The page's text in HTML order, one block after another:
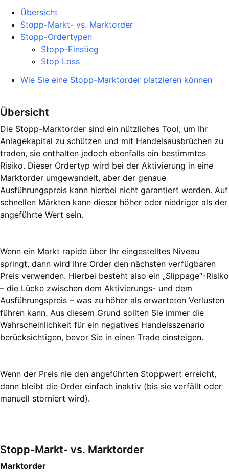
Übersicht
Stopp-Markt- vs. Marktorder
Stopp-Ordertypen
Stopp-Einstieg
Stop Loss
Wie Sie eine Stopp-Marktorder platzieren können
Übersicht
Die Stopp-Marktorder sind ein nützliches Tool, um Ihr
Anlagekapital zu schützen und mit Handelsausbrüchen zu
traden, sie enthalten jedoch ebenfalls ein bestimmtes
Risiko. Dieser Ordertyp wird bei der Aktivierung in eine
Marktorder umgewandelt, aber der genaue
Ausführungspreis kann hierbei nicht garantiert werden. Auf
schnellen Märkten kann dieser höher oder niedriger als der
angeführte Wert sein.
Wenn ein Markt rapide über Ihr eingestelltes Niveau
springt, dann wird Ihre Order den nächsten verfügbaren
Preis verwenden. Hierbei besteht also ein „Slippage“-Risiko
– die Lücke zwischen dem Aktivierungs- und dem
Ausführungspreis – was zu höher als erwarteten Verlusten
führen kann. Aus diesem Grund sollten Sie immer die
Wahrscheinlichkeit für ein negatives Handelsszenario
berücksichtigen, bevor Sie in einen Trade einsteigen.
Wenn der Preis nie den angeführten Stoppwert erreicht,
dann bleibt die Order einfach inaktiv (bis sie verfällt oder
manuell storniert wird).
Stopp-Markt- vs. Marktorder
Marktorder